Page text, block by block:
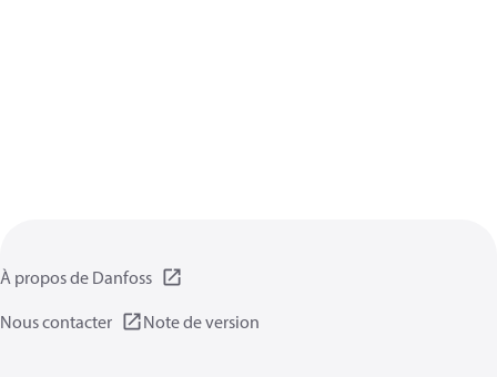
À propos de Danfoss
Nous contacter
Note de version